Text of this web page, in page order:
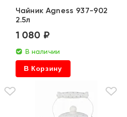
Чайник Agness 937-902
2.5л
1 080 ₽
В наличии
В Корзину